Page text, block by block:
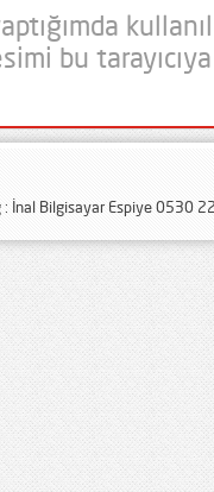
bu
: İnal Bilgisayar Espiye 0530